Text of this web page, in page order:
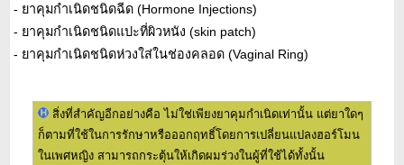
- ยาคุมกำเนิดชนิดฉีด (Hormone Injections)
- ยาคุมกำเนิดชนิดแปะที่ผิวหนัง (skin patch)
- ยาคุมกำเนิดชนิดห่วงใส่ในช่องคลอด (Vaginal Ring)
สิ่งที่สำคัญอีกอย่างคือ ไม่ใช่เพียงยาคุมกำเนิดเท่านั้น แต่ยาใดๆ
ก็ตามที่ใช้ในการรักษาหรือออกฤทธิ์โดยการเปลี่ยนแปลงฮอร์โมน
ในเพศหญิง สามารถกระตุ้นให้เกิดผมร่วงในผู้ที่ใช้ได้ทั้งนั้น